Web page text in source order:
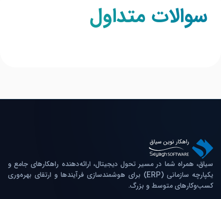
سوالات متداول
سیاق، همراه شما در مسیر تحول دیجیتال، ارائه‌دهنده راهکارهای جامع و
یکپارچه سازمانی (ERP) برای هوشمندسازی فرآیندها و ارتقای بهره‌وری
کسب‌وکارهای متوسط و بزرگ.